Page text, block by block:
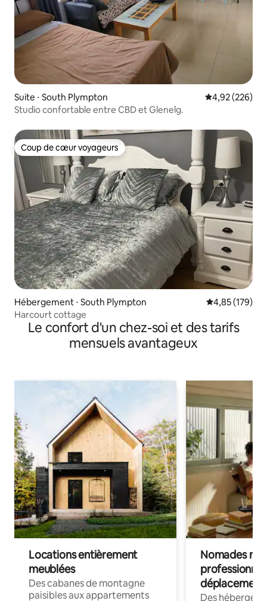
Suite ⋅ South Plympton Évaluation
4,92 (226)
Studio confortable entre CBD et Glenelg.
Coup de cœur voyageurs
Coup de cœur voyageurs
Hébergement ⋅ South Plympton Évaluation
4,85 (179)
Harcourt cottage
Le confort d'un chez-soi et des tarifs
mensuels avantageux
Locations entièrement
meublées
Des cabanes de montagne
paisibles aux appartements
Nomades
déplacement
Des